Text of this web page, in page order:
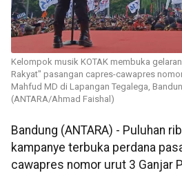
Kelompok musik KOTAK membuka
Rakyat" pasangan capres-cawapres
Mahfud MD di Lapangan Tegalega,
(ANTARA/Ahmad Faishal)
Bandung (ANTARA) - Puluhan
kampanye terbuka perdana
cawapres nomor urut 3 Ganjar